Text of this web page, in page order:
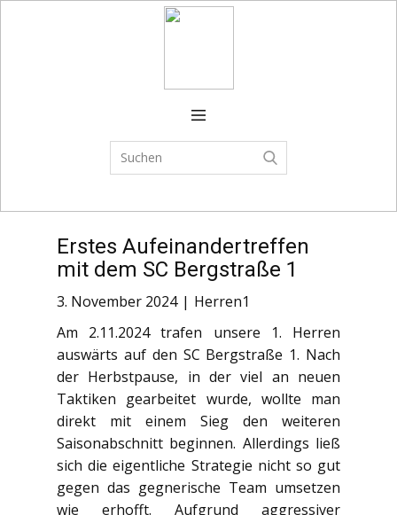
Spielplan
Trainingszeiten
Spielbetrieb
CAMPS
News
Erstes Aufeinandertreffen
mit dem SC Bergstraße 1
3. November 2024
Herren1
Am 2.11.2024 trafen unsere 1. Herren
auswärts auf den SC Bergstraße 1. Nach
der Herbstpause, in der viel an neuen
Taktiken gearbeitet wurde, wollte man
direkt mit einem Sieg den weiteren
Saisonabschnitt beginnen. Allerdings ließ
sich die eigentliche Strategie nicht so gut
gegen das gegnerische Team umsetzen
wie erhofft. Aufgrund aggressiver